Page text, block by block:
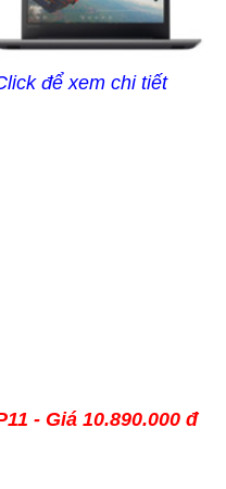
để xem chi tiết
- Giá 10.890.000 đ